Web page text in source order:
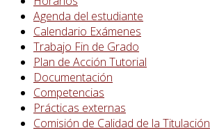
Agenda del estudiante
Calendario Exámenes
Trabajo Fin de Grado
Plan de Acción Tutorial
Documentación
Competencias
Prácticas externas
Comisión de Calidad de la Titulación